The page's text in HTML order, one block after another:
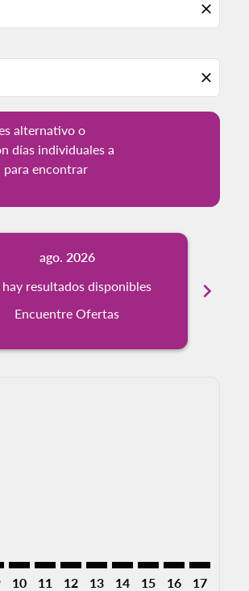
close
close
alternativo o
días individuales a
encontrar
ago. 2026
resultados disponibles
Encuentre Ofertas
chevron_right
10 11 12 13 14 15 16 17